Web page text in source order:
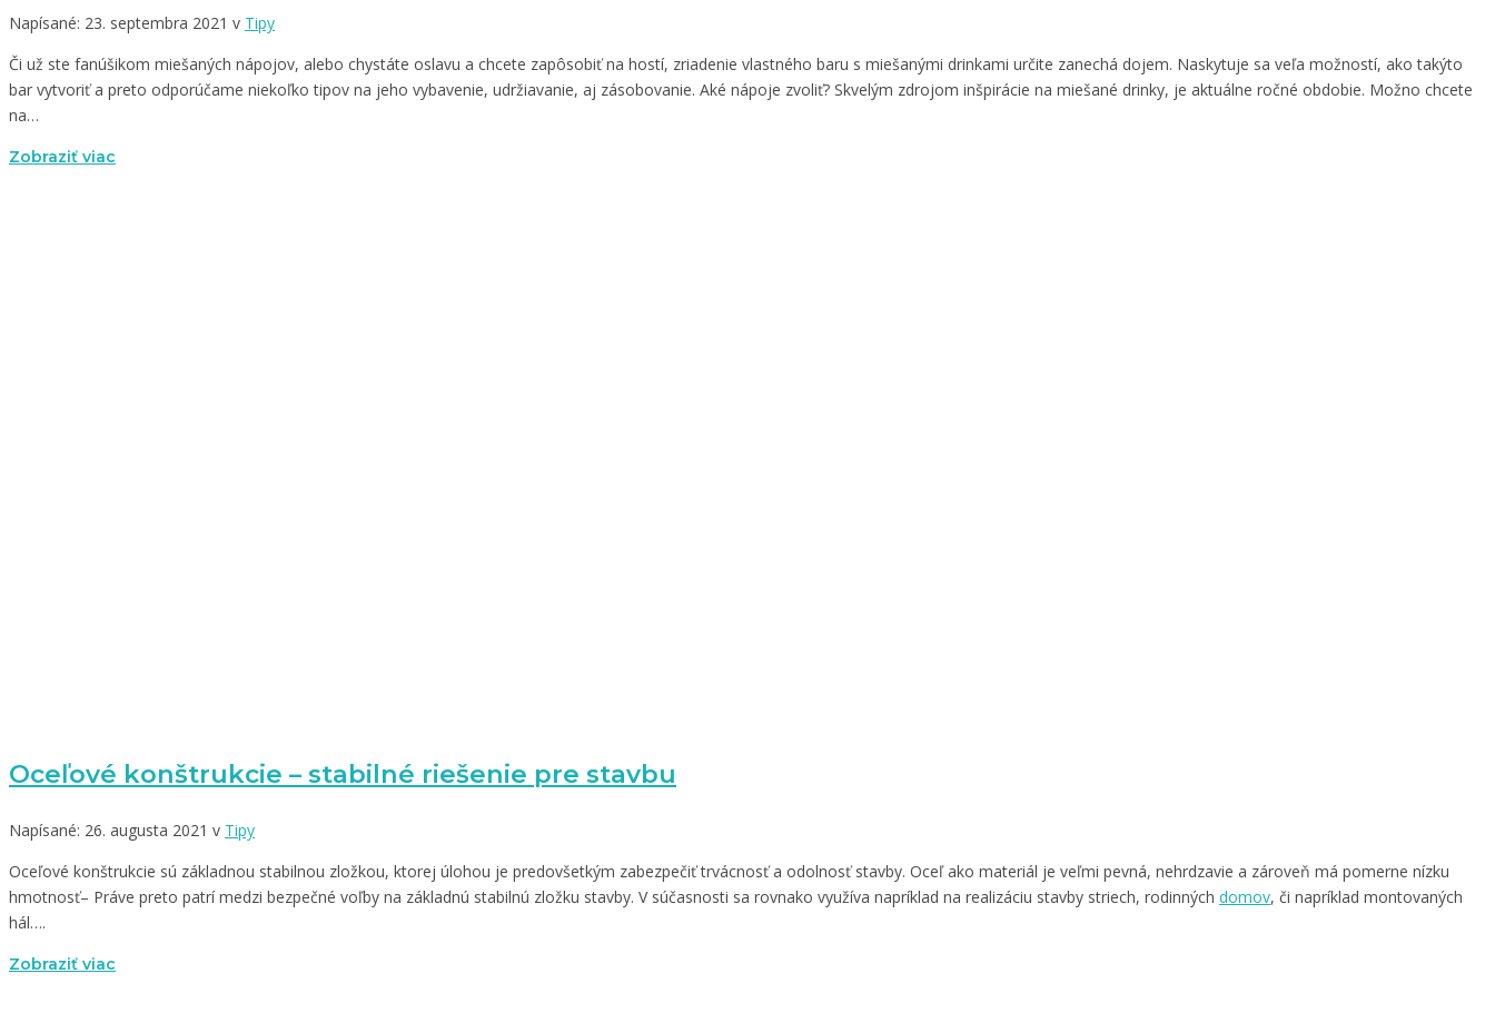
Napísané: 23. septembra 2021 v Tipy
Či už ste fanúšikom miešaných nápojov, alebo chystáte oslavu a chcete zapôsobiť na hostí, zriadenie vlastného baru s miešanými drinkami určite zanechá dojem. Naskytuje sa veľa možností, ako takýto
bar vytvoriť a preto odporúčame niekoľko tipov na jeho vybavenie, udržiavanie, aj zásobovanie. Aké nápoje zvoliť? Skvelým zdrojom inšpirácie na miešané drinky, je aktuálne ročné obdobie. Možno chcete
na…
Zobraziť viac
Oceľové konštrukcie – stabilné riešenie pre stavbu
Napísané: 26. augusta 2021 v Tipy
Oceľové konštrukcie sú základnou stabilnou zložkou, ktorej úlohou je predovšetkým zabezpečiť trvácnosť a odolnosť stavby. Oceľ ako materiál je veľmi pevná, nehrdzavie a zároveň má pomerne nízku
hmotnosť– Práve preto patrí medzi bezpečné voľby na základnú stabilnú zložku stavby. V súčasnosti sa rovnako využíva napríklad na realizáciu stavby striech, rodinných domov, či napríklad montovaných
hál….
Zobraziť viac